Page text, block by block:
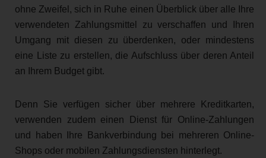
ohne Zweifel, sich in Ruhe einen Überblick über alle Ihre
verwendeten Zahlungsmittel zu verschaffen und Ihren
Umgang mit diesen zu überdenken, oder mindestens
eine Liste zu erstellen, die Aufschluss über deren Anteil
an Ihrem Budget gibt.
Denn Sie verfügen sicher über mehrere Kreditkarten,
verwenden zudem einen Dienst für Online-Zahlungen
und haben Ihre Bankverbindung bei mehreren Online-
Shops oder mobilen Zahlungsdiensten hinterlegt.